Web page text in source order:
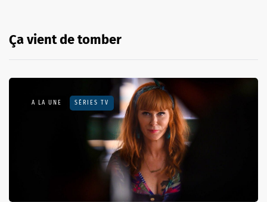
Ça vient de tomber
A LA UNE SÉRIES TV